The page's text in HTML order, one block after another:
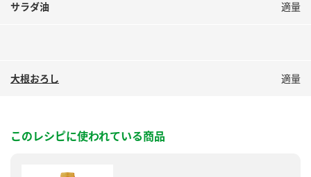
業務用サイト 製造所固有記号一覧
サラダ油 適量
大根おろし 適量
このレシピに使われている商品